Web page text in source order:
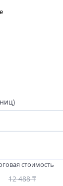
стоимость
12 488 ₸